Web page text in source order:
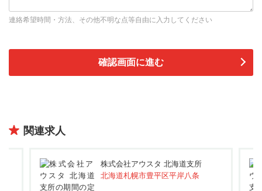
連絡希望時間・方法、その他不明な点等自由に入力してください
関連求人
株式会社アウスタ 北海道支所
北海道札幌市豊平区平岸八条